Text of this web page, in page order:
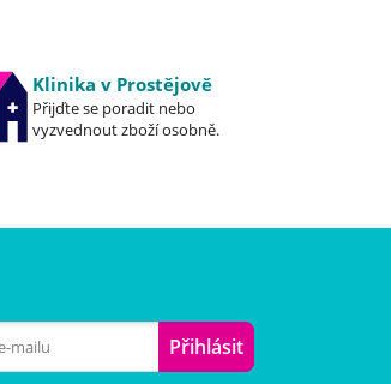
Klinika v Prostějově
Přijďte se poradit nebo
vyzvednout zboží osobně.
Přihlásit